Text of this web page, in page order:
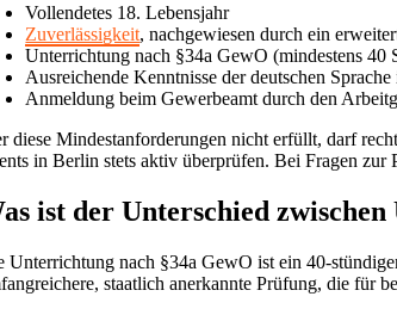
Vollendetes 18. Lebensjahr
Zuverlässigkeit, nachgewiesen durch ein
Unterrichtung nach §34a GewO (mindestens 40
Ausreichende Kenntnisse der deutschen
Anmeldung beim Gewerbeamt durch den
diese Mindestanforderungen nicht erfüllt, darf
in Berlin stets aktiv überprüfen. Bei Fragen zur
ist der Unterschied
Unterrichtung nach §34a GewO ist ein 40-
staatlich anerkannte Prüfung, die für